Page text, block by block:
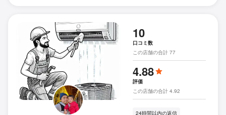
10
口コミ数
この店舗の合計 77
4.88
評価
この店舗の合計 4.92
24時間以内の返信